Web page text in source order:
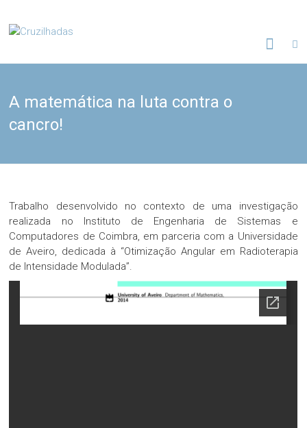
content
Cruzilhadas
A matemática na luta contra o
cancro!
Trabalho desenvolvido no contexto de uma investigação
realizada no Instituto de Engenharia de Sistemas e
Computadores de Coimbra, em parceria com a Universidade
de Aveiro, dedicada à “Otimização Angular em Radioterapia
de Intensidade Modulada”.